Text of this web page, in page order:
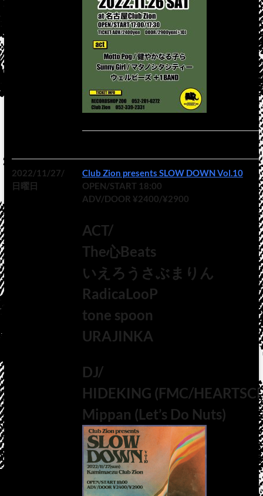
2022/11/27/
日曜日
Club Zion presents SLOW DOWN Vol.10
OPEN/START 18:00
ADV/DOOR ¥2400/¥2900
ACT/
The心Beats
いえろうさぶまりん
RadicaLooP
tone spoon
URAJINKA
DJ/
HIDEKING (FMC/
Mippan (Let’s Do Nuts)